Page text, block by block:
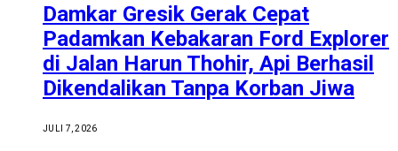
Damkar Gresik Gerak Cepat
Padamkan Kebakaran Ford Explorer
di Jalan Harun Thohir, Api Berhasil
Dikendalikan Tanpa Korban Jiwa
JULI 7, 2026